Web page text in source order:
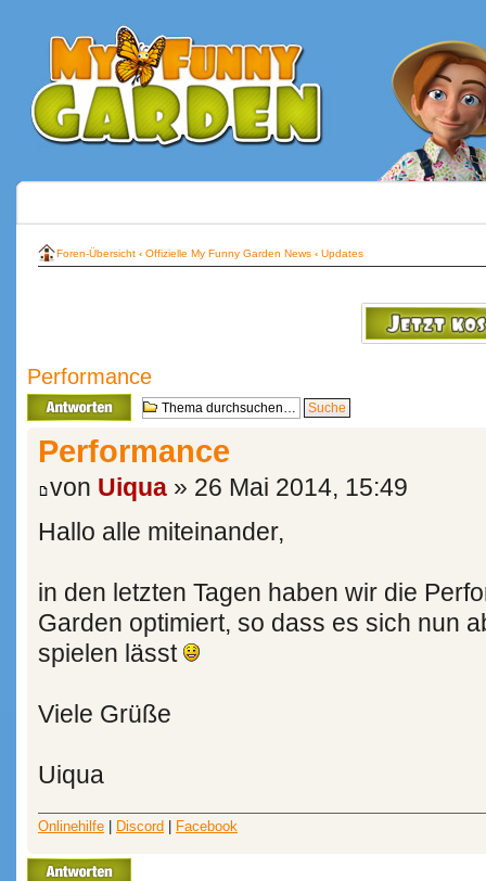
Foren-Übersicht ‹ Offizielle My Funny Garden News ‹ Updates
Performance
Antwort erstellen
Performance
von Uiqua » 26 Mai 2014, 15:49
Hallo alle miteinander,
in den letzten Tagen haben wir die
Garden optimiert, so dass es sich nun
spielen lässt
Viele Grüße
Uiqua
Onlinehilfe | Discord | Facebook
Antwort erstellen